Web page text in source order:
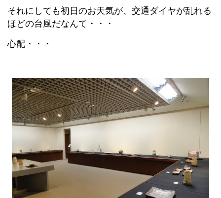
それにしても初日のお天気が、交通ダイヤが乱れる
ほどの台風だなんて・・・
心配・・・